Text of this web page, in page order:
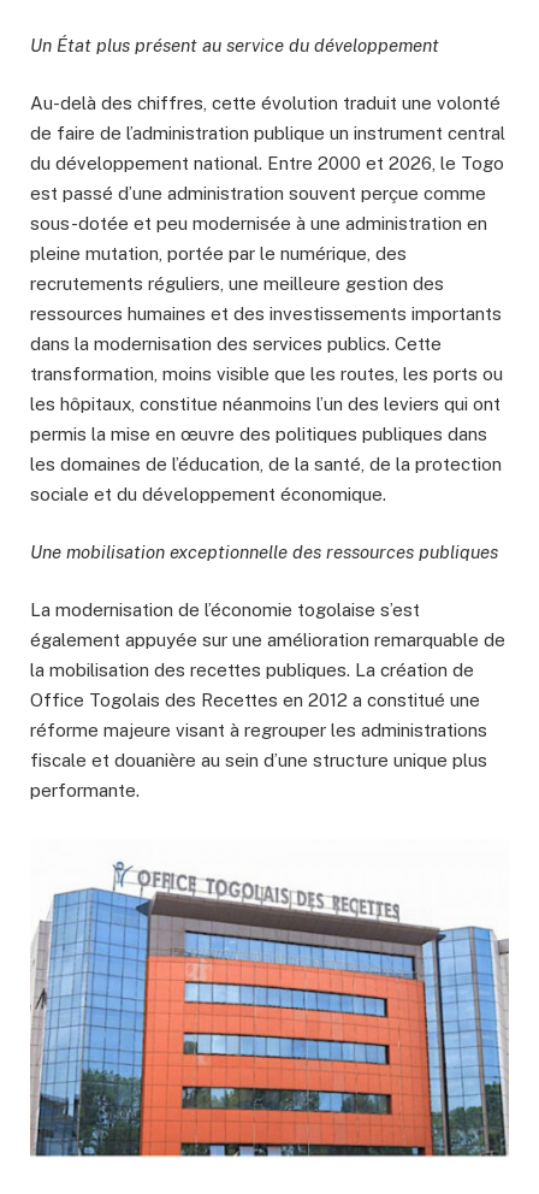
Un État plus présent au service du développement
Au-delà des chiffres, cette évolution traduit une volonté
de faire de l’administration publique un instrument central
du développement national. Entre 2000 et 2026, le Togo
est passé d’une administration souvent perçue comme
sous-dotée et peu modernisée à une administration en
pleine mutation, portée par le numérique, des
recrutements réguliers, une meilleure gestion des
ressources humaines et des investissements importants
dans la modernisation des services publics. Cette
transformation, moins visible que les routes, les ports ou
les hôpitaux, constitue néanmoins l’un des leviers qui ont
permis la mise en œuvre des politiques publiques dans
les domaines de l’éducation, de la santé, de la protection
sociale et du développement économique.
Une mobilisation exceptionnelle des ressources publiques
La modernisation de l’économie togolaise s’est
également appuyée sur une amélioration remarquable de
la mobilisation des recettes publiques. La création de
Office Togolais des Recettes en 2012 a constitué une
réforme majeure visant à regrouper les administrations
fiscale et douanière au sein d’une structure unique plus
performante.